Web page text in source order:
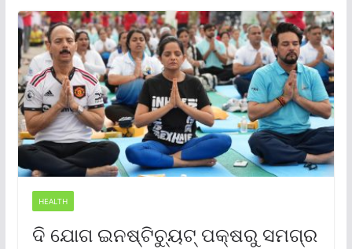
HEALTH
ଦି ଯୋଗ ଇନଷ୍ଟିଚ୍ୟୁଟ୍ ପକ୍ଷରୁ ସମଗ୍ର